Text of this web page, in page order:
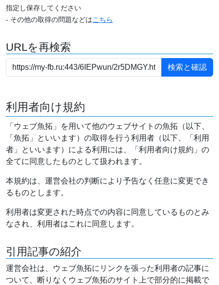
指定し保存してください
- その他の取得の問題などはこちら
URLを再検索
利用者向け規約
「ウェブ魚拓」を用いて他のウェブサイトの魚拓（以下、
「魚拓」といいます）の取得を行う利用者（以下、「利用
者」といいます）による利用には、「利用者向け規約」の
全てに同意したものとして扱われます。
本規約は、運営会社の判断により予告なく任意に変更でき
るものとします。
利用者は変更された時点での内容に同意しているものとみ
なされ、利用者はこれに同意します。
引用記事の紹介
運営会社は、ウェブ魚拓にリンクを張った利用者の記事に
ついて、断りなくウェブ魚拓のサイト上で部分的に掲載で